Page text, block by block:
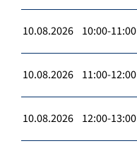
10.08.2026 10:00-11:00
10.08.2026 11:00-12:00
10.08.2026 12:00-13:00